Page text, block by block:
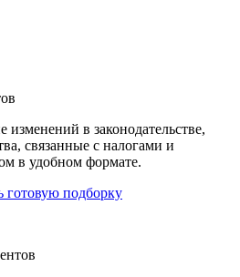
в законодательстве,
связанные с налогами и
в удобном формате.
готовую подборку